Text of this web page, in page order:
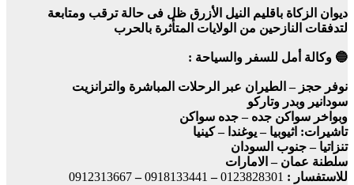
ديوان الزكاة باقليم النيل الأزرق ظل فى حالة ترقب ومتابعة
لتدفقات النازحين من الولايات المتأثرة بالحرب
🔵 وكالة أمل للسفر والسياحة :
نوفر حجز – الطيران عبر الرحلات المباشرة والترانزيت
سودانير وبدر وتاركو
وبواخر سواكن جده – جده سواكن
تاشيرات: اثيوبيا – يوغندا – كينيا
تنزاتيا – جنوب السودان
سلطنة عمان – الامارات
للاستفسار : 0123828301
–
0918133441
–
0912313667